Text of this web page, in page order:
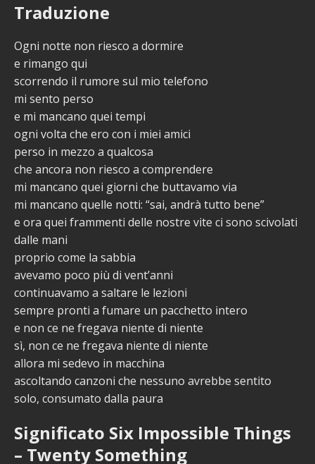
Traduzione
Ogni notte non riesco a dormire
e rimango qui
scorrendo il rumore sul mio telefono
mi sento perso
e mi mancano quei tempi
ogni volta che ero con i miei amici
perso in mezzo a qualcosa
che ancora non riesco a comprendere
mi mancano quei giorni che buttavamo via
mi mancano quelle notti: “sai, andrà tutto bene”
e ora quei frammenti delle nostre vite ci sono scivolati
dalle mani
proprio come la sabbia
avevamo poco più di vent’anni
continuavamo a saltare le lezioni
sempre pronti a fumare un pacchetto intero
e non ce ne fregava niente di niente
sì, non ce ne fregava niente di niente
allora mi sedevo in macchina
ascoltando canzoni che nessuno avrebbe sentito
solo, consumato dalla paura
Significato Six Impossible Things
– Twenty Something